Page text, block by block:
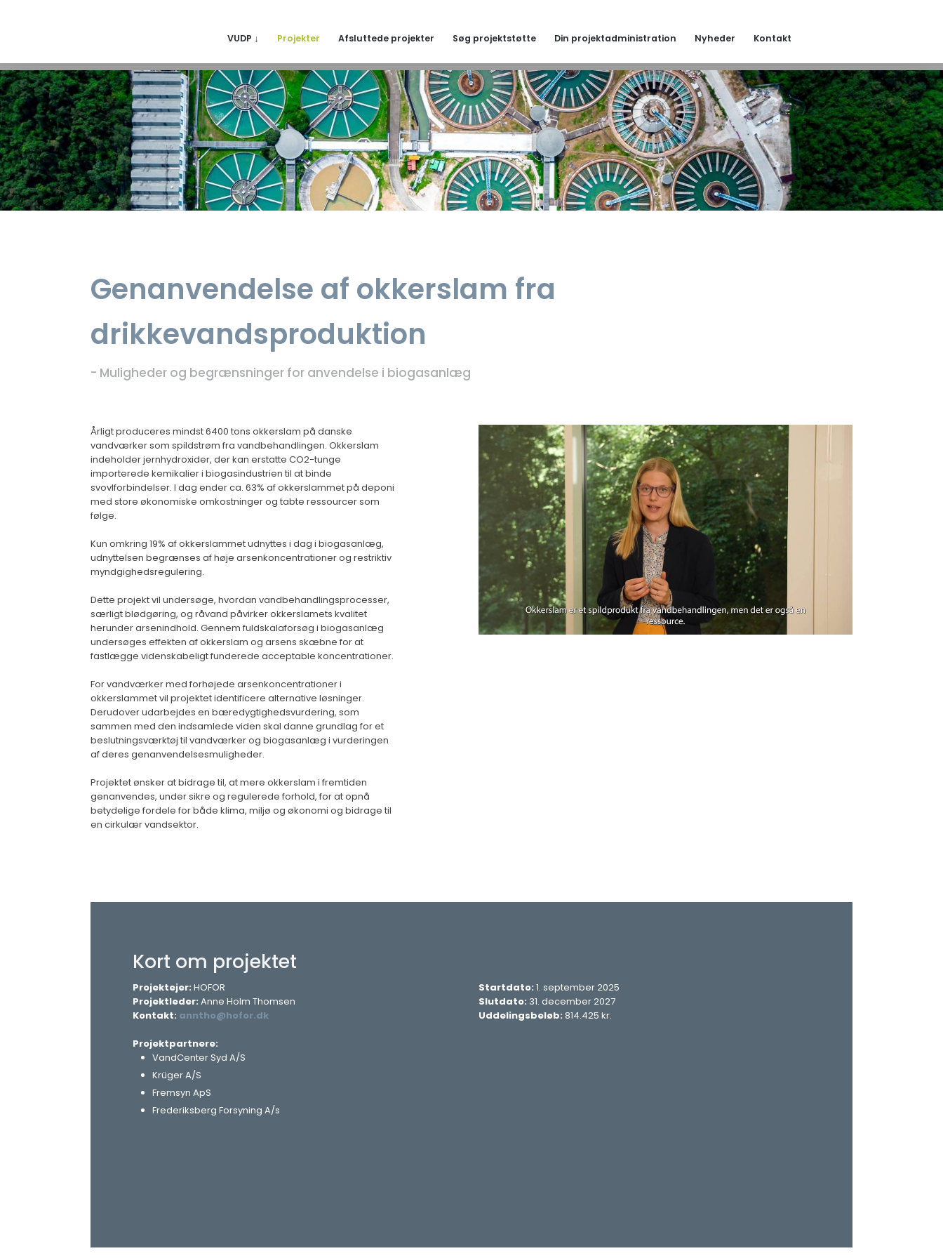
VUDP ↓ Projekter Afsluttede projekter Søg projektstøtte Din projektadministration Nyheder Kontakt
Genanvendelse af okkerslam fra
drikkevandsproduktion
- Muligheder og begrænsninger for anvendelse i biogasanlæg
Årligt produceres mindst 6400 tons okkerslam på danske
vandværker som spildstrøm fra vandbehandlingen. Okkerslam
indeholder jernhydroxider, der kan erstatte CO2-tunge
importerede kemikalier i biogasindustrien til at binde
svovlforbindelser. I dag ender ca. 63% af okkerslammet på deponi
med store økonomiske omkostninger og tabte ressourcer som
følge.
Kun omkring 19% af okkerslammet udnyttes i dag i biogasanlæg,
udnyttelsen begrænses af høje arsenkoncentrationer og restriktiv
myndgighedsregulering.
Dette projekt vil undersøge, hvordan vandbehandlingsprocesser,
særligt blødgøring, og råvand påvirker okkerslamets kvalitet
herunder arsenindhold. Gennem fuldskalaforsøg i biogasanlæg
undersøges effekten af okkerslam og arsens skæbne for at
fastlægge videnskabeligt funderede acceptable koncentrationer.
For vandværker med forhøjede arsenkoncentrationer i
okkerslammet vil projektet identificere alternative løsninger.
Derudover udarbejdes en bæredygtighedsvurdering, som
sammen med den indsamlede viden skal danne grundlag for et
beslutningsværktøj til vandværker og biogasanlæg i vurderingen
af deres genanvendelsesmuligheder.
Projektet ønsker at bidrage til, at mere okkerslam i fremtiden
genanvendes, under sikre og regulerede forhold, for at opnå
betydelige fordele for både klima, miljø og økonomi og bidrage til
en cirkulær vandsektor.
Kort om projektet​
Projektejer: HOFOR
Projektleder:Anne Holm Thomsen
Kontakt: anntho@hofor.dk
Projektpartnere:
VandCenter Syd A/S
Krüger A/S
Fremsyn ApS
Frederiksberg Forsyning A/s
Startdato: 1. september 2025
Slutdato: 31. december 2027
Uddelingsbeløb: 814.425 kr.​​​​​​​​